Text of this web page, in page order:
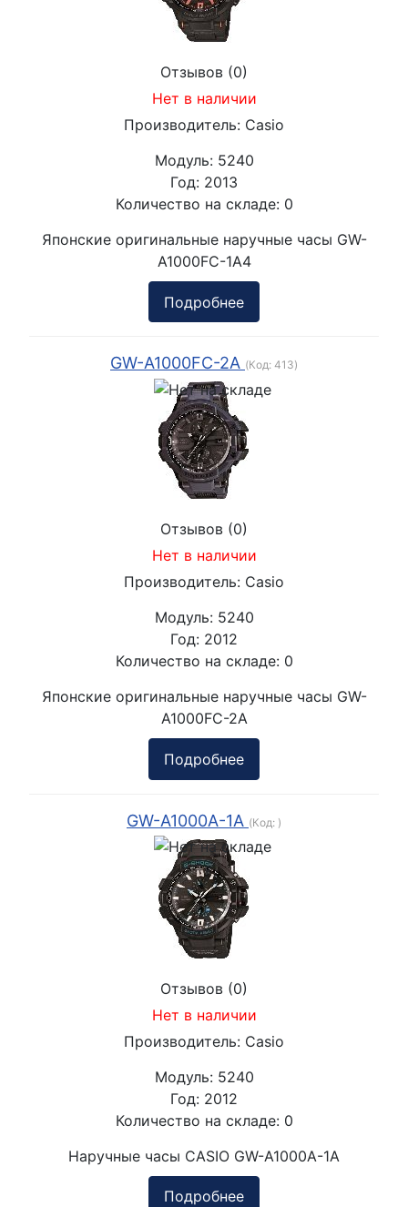
Отзывов (0)
Нет в наличии
Производитель: Casio
Модуль: 5240
Год: 2013
Количество на складе: 0
Японские оригинальные наручные часы GW-
A1000FC-1A4
Подробнее
GW-A1000FC-2A (Код: 413)
Отзывов (0)
Нет в наличии
Производитель: Casio
Модуль: 5240
Год: 2012
Количество на складе: 0
Японские оригинальные наручные часы GW-
A1000FC-2A
Подробнее
GW-A1000A-1A (Код: )
Отзывов (0)
Нет в наличии
Производитель: Casio
Модуль: 5240
Год: 2012
Количество на складе: 0
Наручные часы CASIO GW-A1000A-1A
Подробнее